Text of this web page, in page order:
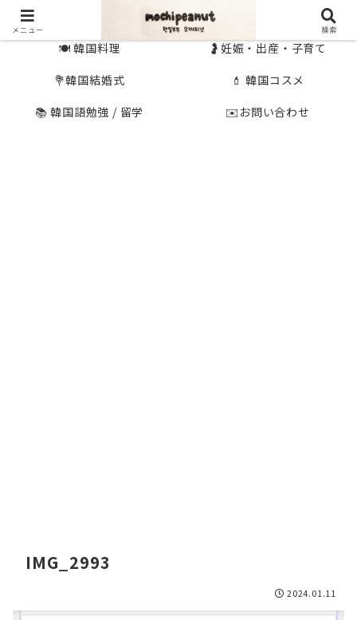
🍽 韓国料理
🤰妊娠・出産・子育て
💐韓国結婚式
💄 韓国コスメ
📚 韓国語勉強 / 留学
✉️お問い合わせ
IMG_2993
2024.01.11
メニュー 検索